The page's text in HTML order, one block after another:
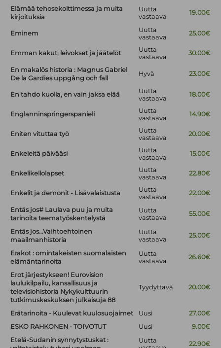
Elämää tehosekoittimessa ja muita
kirjoituksia
Uutta
vastaava
19.00€
Eminem
Uutta
vastaava
25.00€
Emman kakut, leivokset ja jäätelöt
Uutta
vastaava
30.00€
En makalös historia : Magnus Gabriel
De la Gardies uppgång och fall
Hyvä 23.00€
En tahdo kuolla, en vain jaksa elää
Uutta
vastaava
18.00€
Englanninspringerspanieli
Uutta
vastaava
14.90€
Eniten vituttaa työ
Uutta
vastaava
20.00€
Enkeleitä päivääsi
Uutta
vastaava
15.00€
Enkelikellolapset
Uutta
vastaava
22.80€
Enkelit ja demonit - Lisävalaistusta
Uutta
vastaava
22.00€
Entäs jos# Laulava puu ja muita
tarinoita teematyöskentelystä
Uutta
vastaava
55.00€
Entäs jos…Vaihtoehtoinen
maailmanhistoria
Uutta
vastaava
25.00€
Erakot : omintakeisten suomalaisten
elämäntarinoita
Uutta
vastaava
26.60€
Erot järjestykseen! Eurovision
laulukilpailu, kansallisuus ja
televisiohistoria Nykykulttuurin
tutkimuskeskuksen julkaisuja 88
Tyydyttävä 20.00€
Erätarinoita - Kuulevat kuulosuojaimet Uusi
27.00€
ESKO RAHKONEN - TOIVOTUT
Uusi
9.00€
Etelä-Sudanin synnytystuskat :
Uutta
22.90€